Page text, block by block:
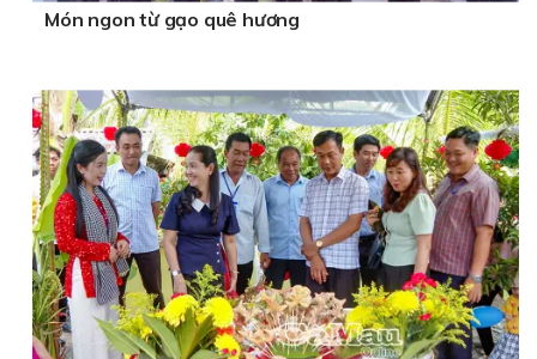
Món ngon từ gạo quê hương